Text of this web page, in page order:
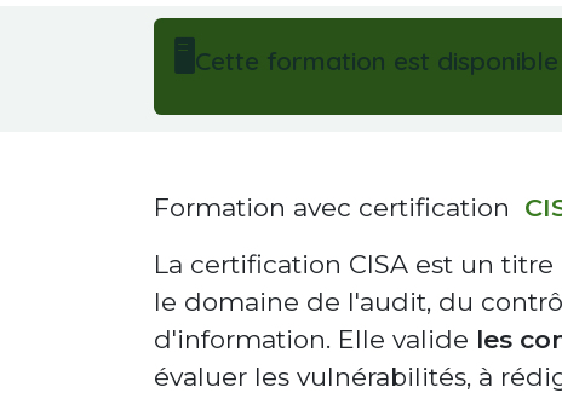
🖥️ Cette formation est
Formation avec certification
La certification CISA est un
le domaine de l'audit, du
d'information. Elle valide les
évaluer les vulnérabilités, à